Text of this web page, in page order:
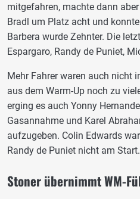
mitgefahren, machte dann
Bradl um Platz acht und
Barbera wurde Zehnter. Die
Espargaro, Randy de Puniet,
Mehr Fahrer waren auch nicht
aus dem Warm-Up noch zu
erging es auch Yonny
Gasannahme und Karel
aufzugeben. Colin Edwards
Randy de Puniet nicht am Start.
Stoner übernimmt WM-